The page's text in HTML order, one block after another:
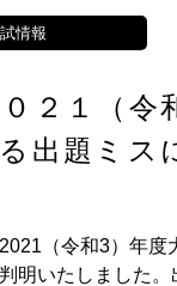
情報
０２１（令
出題ミス
（令和3）年度
明いたしました